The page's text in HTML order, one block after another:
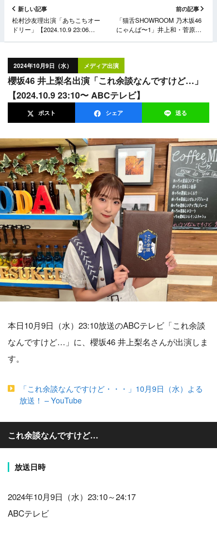
新しい記事
松村沙友理出演「あちこちオー
ドリー」【2024.10.9 23:06〜
前の記事
「猫舌SHOWROOM 乃木坂46
にゃんば〜1」井上和・菅原咲
2024年10月9日（水） メディア出演
櫻坂46 井上梨名出演「これ余談なんですけど…」
【2024.10.9 23:10〜 ABCテレビ】
ポスト シェア 送る
本日10月9日（水）23:10放送のABCテレビ「これ余談
なんですけど…」に、櫻坂46 井上梨名さんが出演しま
す。
「これ余談なんですけど・・・」10月9日（水）よる
放送！ – YouTube
これ余談なんですけど…
放送日時
2024年10月9日（水）23:10～24:17
ABCテレビ